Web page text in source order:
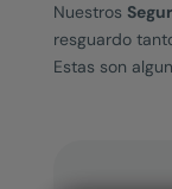
Nuestros
resguardo
Estas son